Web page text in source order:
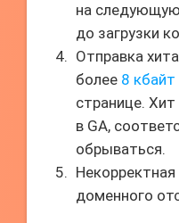
на
до загрузки
Отправка
более 8 кбайт
странице.
в GA,
обрываться.
доменного